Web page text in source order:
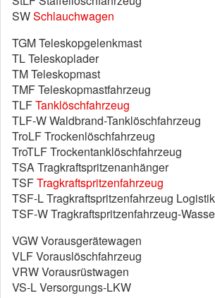
SWSchlauchwagen
TGM Teleskopgelenkmast
TL Teleskoplader
TM Teleskopmast
TMF Teleskopmastfahrzeug
TLFTanklöschfahrzeug
TLF-W Waldbrand-Tanklöschfahrzeug
TroLF Trockenlöschfahrzeug
TroTLF Trockentanklöschfahrzeug
TSA Tragkraftspritzenanhänger
TSFTragkraftspritzenfahrzeug
TSF-L Tragkraftspritzenfahrzeug Logistik
TSF-W Tragkraftspritzenfahrzeug-
VGW Vorausgerätewagen
VLF Vorauslöschfahrzeug
VRW Vorausrüstwagen
VS-L Versorgungs-LKW